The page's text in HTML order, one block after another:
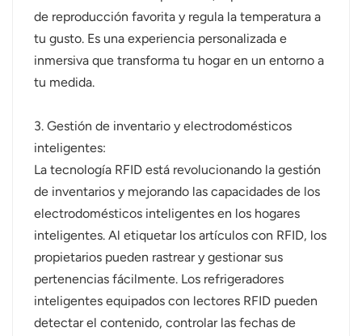
de reproducción favorita y regula la temperatura a
tu gusto. Es una experiencia personalizada e
inmersiva que transforma tu hogar en un entorno a
tu medida.
3. Gestión de inventario y electrodomésticos
inteligentes:
La tecnología RFID está revolucionando la gestión
de inventarios y mejorando las capacidades de los
electrodomésticos inteligentes en los hogares
inteligentes. Al etiquetar los artículos con RFID, los
propietarios pueden rastrear y gestionar sus
pertenencias fácilmente. Los refrigeradores
inteligentes equipados con lectores RFID pueden
detectar el contenido, controlar las fechas de